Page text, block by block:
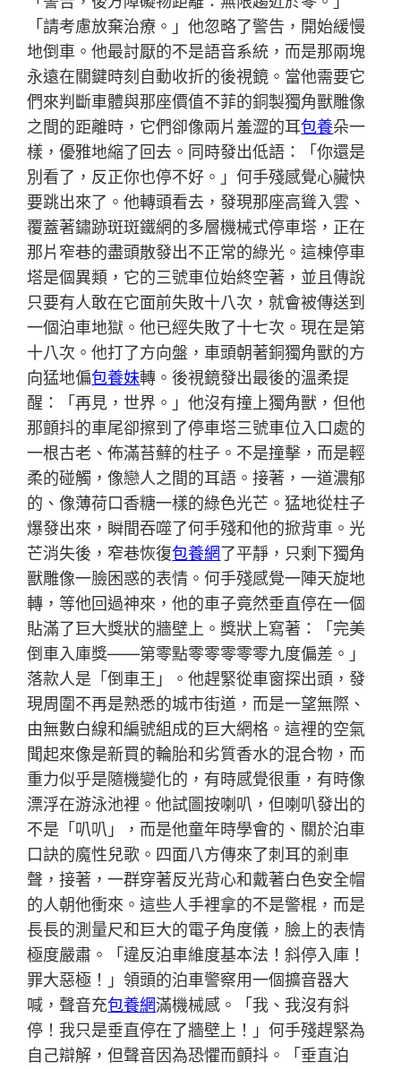
「請考慮放棄治療。」他忽略了警告，開始緩慢
地倒車。他最討厭的不是語音系統，而是那兩塊
永遠在關鍵時刻自動收折的後視鏡。當他需要它
們來判斷車體與那座價值不菲的銅製獨角獸雕像
之間的距離時，它們卻像兩片羞澀的耳包養朵一
樣，優雅地縮了回去。同時發出低語：「你還是
別看了，反正你也停不好。」何手殘感覺心臟快
要跳出來了。他轉頭看去，發現那座高聳入雲、
覆蓋著鏽跡斑斑鐵網的多層機械式停車塔，正在
那片窄巷的盡頭散發出不正常的綠光。這棟停車
塔是個異類，它的三號車位始終空著，並且傳說
只要有人敢在它面前失敗十八次，就會被傳送到
一個泊車地獄。他已經失敗了十七次。現在是第
十八次。他打了方向盤，車頭朝著銅獨角獸的方
向猛地偏包養妹轉。後視鏡發出最後的溫柔提
醒：「再見，世界。」他沒有撞上獨角獸，但他
那顫抖的車尾卻擦到了停車塔三號車位入口處的
一根古老、佈滿苔蘚的柱子。不是撞擊，而是輕
柔的碰觸，像戀人之間的耳語。接著，一道濃郁
的、像薄荷口香糖一樣的綠色光芒。猛地從柱子
爆發出來，瞬間吞噬了何手殘和他的掀背車。光
芒消失後，窄巷恢復包養網了平靜，只剩下獨角
獸雕像一臉困惑的表情。何手殘感覺一陣天旋地
轉，等他回過神來，他的車子竟然垂直停在一個
貼滿了巨大獎狀的牆壁上。獎狀上寫著：「完美
倒車入庫獎——第零點零零零零零九度偏差。」
落款人是「倒車王」。他趕緊從車窗探出頭，發
現周圍不再是熟悉的城市街道，而是一望無際、
由無數白線和編號組成的巨大網格。這裡的空氣
聞起來像是新買的輪胎和劣質香水的混合物，而
重力似乎是隨機變化的，有時感覺很重，有時像
漂浮在游泳池裡。他試圖按喇叭，但喇叭發出的
不是「叭叭」，而是他童年時學會的、關於泊車
口訣的魔性兒歌。四面八方傳來了刺耳的剎車
聲，接著，一群穿著反光背心和戴著白色安全帽
的人朝他衝來。這些人手裡拿的不是警棍，而是
長長的測量尺和巨大的電子角度儀，臉上的表情
極度嚴肅。「違反泊車維度基本法！斜停入庫！
罪大惡極！」領頭的泊車警察用一個擴音器大
喊，聲音充包養網滿機械感。「我、我沒有斜
停！我只是垂直停在了牆壁上！」何手殘趕緊為
自己辯解，但聲音因為恐懼而顫抖。「垂直泊